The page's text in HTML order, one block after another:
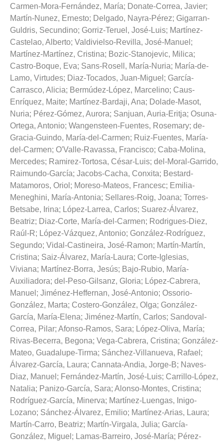
Carmen-Mora-Fernández, María; Donate-Correa, Javier;
Martín-Nunez, Ernesto; Delgado, Nayra-Pérez; Gigarran-
Guldris, Secundino; Gorriz-Teruel, José-Luis; Martínez-
Castelao, Alberto; Valdivielso-Revilla, José-Manuel ;
Martínez-Martínez, Cristina; Bozic-Stanojevic, Milica;
Castro-Boque, Eva; Sans-Rosell, María-Nuria; María-de-
Lamo, Virtudes; Diaz-Tocados, Juan-Miguel ; García-
Carrasco, Alicia; Bermúdez-López, Marcelino; Caus-
Enríquez, Maite; Martínez-Bardaji, Ana; Dolade-Masot,
Nuria; Pérez-Gómez, Aurora; Sanjuan, Auria-Eritja; Osuna-
Ortega, Antonio; Wangensteen-Fuentes, Rosemary; de-
Gracia-Guindo, María-del-Carmen; Ruiz-Fuentes, María-
del-Carmen; O'Valle-Ravassa, Francisco; Caba-Molina,
Mercedes; Ramirez-Tortosa, César-Luis; del-Moral-Garrido,
Raimundo-García; Jacobs-Cacha, Conxita; Bestard-
Matamoros, Oriol ; Moreso-Mateos, Francesc; Emilia-
Meneghini, María-Antonia; Sellares-Roig, Joana; Torres-
Betsabe, Irina; López-Larrea, Carlos; Suarez-Álvarez,
Beatriz; Diaz-Corte, María-del-Carmen; Rodrigues-Diez,
Raúl-R; López-Vázquez, Antonio; González-Rodríguez,
Segundo; Vidal-Castineira, José-Ramon; Martín-Martín,
Cristina; Saiz-Álvarez, María-Laura; Corte-Iglesias,
Viviana; Martínez-Borra, Jesús; Bajo-Rubio, María-
Auxiliadora; del-Peso-Gilsanz, Gloria; López-Cabrera,
Manuel ; Jiménez-Heffernan, José-Antonio; Ossorio-
González, Marta; Costero-González, Olga; González-
García, María-Elena; Jiménez-Martín, Carlos; Sandoval-
Correa, Pilar; Afonso-Ramos, Sara; López-Oliva, María;
Rivas-Becerra, Begona; Vega-Cabrera, Cristina; González-
Mateo, Guadalupe-Tirma; Sánchez-Villanueva, Rafael ;
Álvarez-García, Laura; Cannata-Andia, Jorge-B; Naves-
Diaz, Manuel ; Fernández-Martín, José-Luis; Carrillo-López,
Natalia; Panizo-García, Sara; Alonso-Montes, Cristina;
Rodríguez-García, Minerva; Martínez-Luengas, Inigo-
Lozano; Sánchez-Álvarez, Emilio; Martínez-Arias, Laura;
Martín-Carro, Beatriz; Martín-Virgala, Julia; García-
González, Miguel ; Lamas-Barreiro, José-María; Pérez-